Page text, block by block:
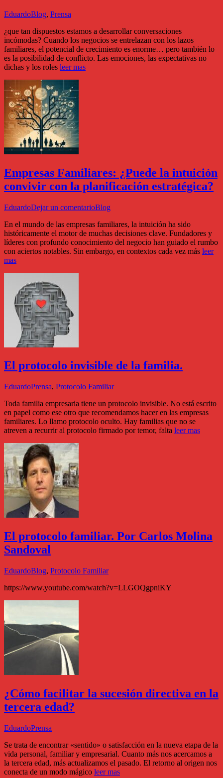
EduardoBlog, Prensa
¿que tan dispuestos estamos a desarrollar conversaciones
incómodas? Cuando los negocios se entrelazan con los lazos
familiares, el potencial de crecimiento es enorme… pero también lo
es la posibilidad de conflicto. Las emociones, las expectativas no
dichas y los roles leer mas
Empresas Familiares: ¿Puede la intuición
convivir con la planificación estratégica?
EduardoDejar un comentarioBlog
En el mundo de las empresas familiares, la intuición ha sido
históricamente el motor de muchas decisiones clave. Fundadores y
líderes con profundo conocimiento del negocio han guiado el rumbo
con aciertos notables. Sin embargo, en contextos cada vez más leer
mas
El protocolo invisible de la familia.
EduardoPrensa, Protocolo Familiar
Toda familia empresaria tiene un protocolo invisible. No está escrito
en papel como ese otro que recomendamos hacer en las empresas
familiares. Lo llamo protocolo oculto. Hay familias que no se
atreven a recurrir al protocolo firmado por temor, falta leer mas
El protocolo familiar. Por Carlos Molina
Sandoval
EduardoBlog, Protocolo Familiar
https://www.youtube.com/watch?v=LLGOQgpniKY
¿Cómo facilitar la sucesión directiva en la
tercera edad?
EduardoPrensa
Se trata de encontrar «sentido» o satisfacción en la nueva etapa de la
vida personal, familiar y empresarial. Cuanto más nos acercamos a
la tercera edad, más actualizamos el pasado. El retorno al origen nos
conecta de un modo mágico leer mas